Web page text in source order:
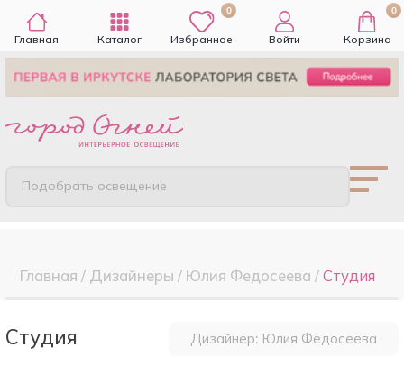
Главная Каталог
0
Избранное Войти
0
Корзина
Подобрать освещение
Главная / Дизайнеры / Юлия Федосеева /Студия
Студия Дизайнер: Юлия Федосеева